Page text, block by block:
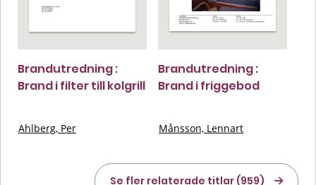
Brandutredning :
Brand i filter till kolgrill
Ahlberg, Per
Brandutredning :
Brand i friggebod
Månsson, Lennart
Se fler relaterade titlar (959)